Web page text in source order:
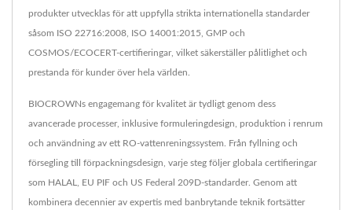
produkter utvecklas för att uppfylla strikta internationella standarder
såsom ISO 22716:2008, ISO 14001:2015, GMP och
COSMOS/ECOCERT-certifieringar, vilket säkerställer pålitlighet och
prestanda för kunder över hela världen.
BIOCROWNs engagemang för kvalitet är tydligt genom dess
avancerade processer, inklusive formuleringdesign, produktion i renrum
och användning av ett RO-vattenreningssystem. Från fyllning och
försegling till förpackningsdesign, varje steg följer globala certifieringar
som HALAL, EU PIF och US Federal 209D-standarder. Genom att
kombinera decennier av expertis med banbrytande teknik fortsätter